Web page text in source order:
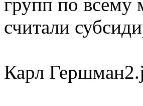
групп по
считали
Карл